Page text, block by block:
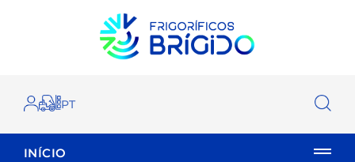
EMPILHADOR
INÍCIO